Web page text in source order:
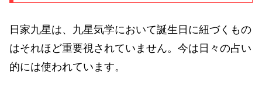
日家九星は、九星気学において誕生日に紐づくもの
はそれほど重要視されていません。今は日々の占い
的には使われています。